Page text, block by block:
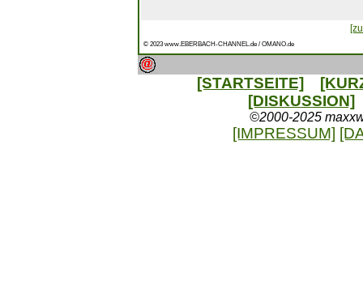
© 2023 www.EBERBACH-CHANNEL.de / OMANO.de
[STARTSEITE]
[DISKUSSION]
©2000-2025
[IMPRESSUM]